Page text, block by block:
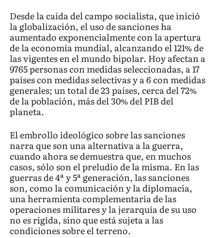
Desde la caída del campo socialista, que inició
la globalización, el uso de sanciones ha
aumentado exponencialmente con la apertura
de la economía mundial, alcanzando el 121% de
las vigentes en el mundo bipolar. Hoy afectan a
9765 personas con medidas seleccionadas, a 17
países con medidas selectivas y a 6 con medidas
generales; un total de 23 países, cerca del 72%
de la población, más del 30% del PIB del
planeta.
El embrollo ideológico sobre las sanciones
narra que son una alternativa a la guerra,
cuando ahora se demuestra que, en muchos
casos, sólo son el preludio de la misma. En las
guerras de 4ª y 5ª generación, las sanciones
son, como la comunicación y la diplomacia,
una herramienta complementaria de las
operaciones militares y la jerarquía de su uso
no es rígida, sino que está sujeta a las
condiciones sobre el terreno.